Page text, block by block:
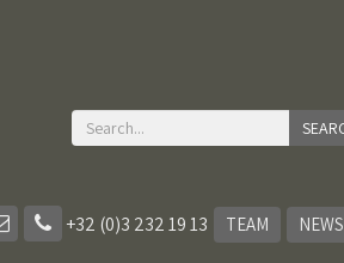
+32 (0)3 232 19 13 TEAM NEWS